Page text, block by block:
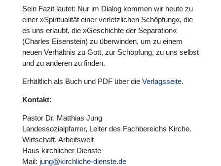
Sein Fazit lautet: Nur im Dialog kommen wir heute zu
einer »Spi­ri­tua­li­tät einer ver­letz­li­chen Schöp­fung«, die
es uns erlaubt, die »Geschichte der Sepa­ra­tion«
(Charles Eisen­stein) zu über­win­den, um zu einem
neuen Ver­hält­nis zu Gott, zur Schöp­fung, zu uns selbst
und zu anderen zu finden.
Erhält­lich als Buch und PDF über die Ver­lags­seite.
Kontakt:
Pastor Dr. Matthias Jung
Lan­des­so­zi­al­pfar­rer, Leiter des Fach­be­reichs Kirche.
Wirt­schaft. Arbeits­welt
Haus kirch­li­cher Dienste
Mail: jung@kirchliche-dienste.de